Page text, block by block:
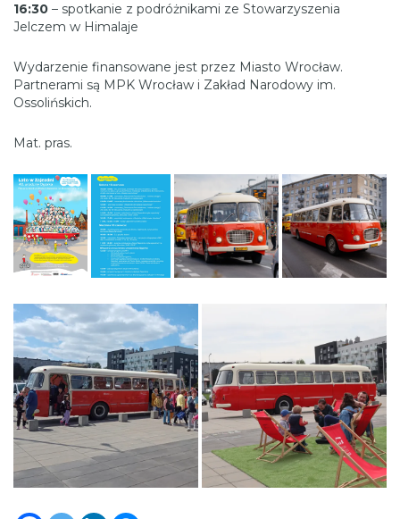
16:30 – spotkanie z podróżnikami ze Stowarzyszenia
Jelczem w Himalaje
Wydarzenie finansowane jest przez Miasto Wrocław.
Partnerami są MPK Wrocław i Zakład Narodowy im.
Ossolińskich.
Mat. pras.